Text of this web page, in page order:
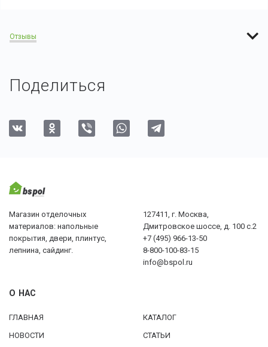
Отзывы
Поделиться
Магазин отделочных
материалов: напольные
покрытия, двери, плинтус,
лепнина, сайдинг.
127411, г. Москва,
Дмитровское шоссе, д. 100 с.2
+7 (495) 966-13-50
8-800-100-83-15
info@bspol.ru
О НАС
ГЛАВНАЯ
КАТАЛОГ
НОВОСТИ
СТАТЬИ